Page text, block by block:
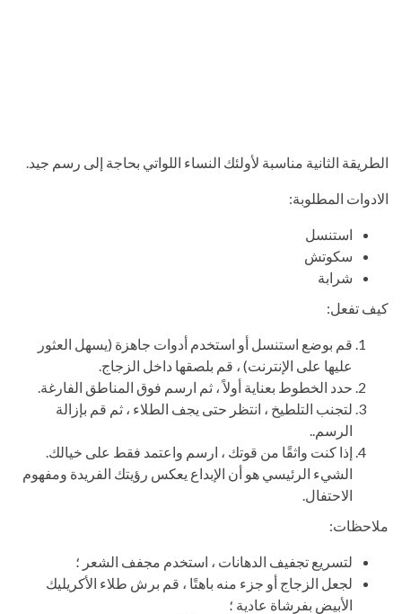
الطريقة الثانية مناسبة لأولئك النساء اللواتي بحاجة إلى رسم جيد.
الادوات المطلوبة:
استنسل
سكوتش
شرابة
كيف تفعل:
قم بوضع استنسل أو استخدم أدوات جاهزة (يسهل العثور
عليها على الإنترنت) ، قم بلصقها داخل الزجاج.
حدد الخطوط بعناية أولاً ، ثم ارسم فوق المناطق الفارغة.
لتجنب التلطيخ ، انتظر حتى يجف الطلاء ، ثم قم بإزالة
الرسم..
إذا كنت واثقًا من قوتك ، ارسم واعتمد فقط على خيالك.
الشيء الرئيسي هو أن الإبداع يعكس رؤيتك الفريدة ومفهوم
الاحتفال.
ملاحظات:
لتسريع تجفيف الدهانات ، استخدم مجفف الشعر ؛
لجعل الزجاج أو جزء منه باهتًا ، قم برش طلاء الأكريليك
الأبيض بفرشاة عادية ؛